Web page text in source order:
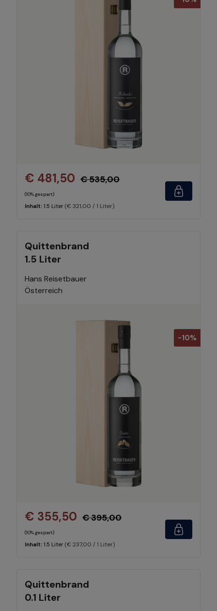
€ 481,50 € 535,00
(10% gespart)
Inhalt: 1.5 Liter (€ 321,00 / 1 Liter)
Quittenbrand
1.5 Liter
Hans Reisetbauer
Österreich
-10%
€ 355,50 € 395,00
(10% gespart)
Inhalt: 1.5 Liter (€ 237,00 / 1 Liter)
Quittenbrand
0.1 Liter